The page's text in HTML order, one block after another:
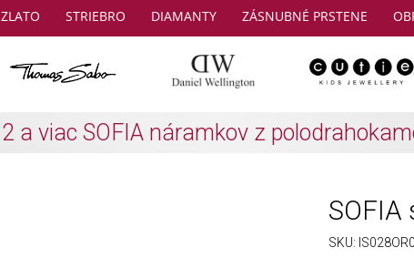
ZLATO STRIEBRO DIAMANTY ZÁSNUBNÉ PRSTENE
THOMAS SABO: Zbierajte a ušetrite Zistiť viac
SOFIA
SKU: